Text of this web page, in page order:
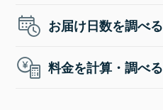
お届け日数を調べる
料金を計算・調べる